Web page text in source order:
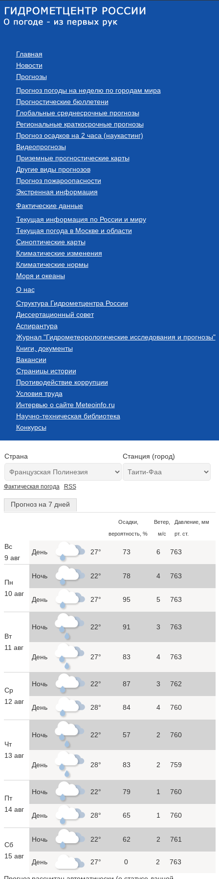
Главная
Новости
Прогнозы
Прогноз погоды на неделю по городам мира
Прогностические бюллетени
Глобальные среднесрочные прогнозы
Региональные краткосрочные прогнозы
Прогноз осадков на 2 часа (наукастинг)
Видеопрогнозы
Приземные прогностические карты
Другие виды прогнозов
Прогноз пожароопасности
Экстренная информация
Фактические данные
Текущая информация по России и миру
Текущая погода в Москве и области
Синоптические карты
Климатические изменения
Климатические нормы
Моря и океаны
О нас
Структура Гидрометцентра России
Диссертационный совет
Аспирантура
Журнал "Гидрометеорологические исследования и прогнозы"
Книги, документы
Вакансии
Страницы истории
Противодействие коррупции
Условия труда
Интервью о сайте Meteoinfo.ru
Научно-техническая библиотека
Конкурсы
Страна Станция (город)
Фактическая погода RSS
Прогноз на 7 дней
Осадки,
вероятность, %
Ветер,
м/с
Давление, мм
рт. ст.
Вс
9 авг
День 27° 73 6 763
Пн
10 авг
Ночь 22° 78 4 763
День 27° 95 5 763
Вт
11 авг
Ночь 22° 91 3 763
День 27° 83 4 763
Ср
12 авг
Ночь 22° 87 3 762
День 28° 84 4 760
Чт
13 авг
Ночь 22° 57 2 760
День 28° 83 2 759
Пт
14 авг
Ночь 22° 79 1 760
День 28° 65 1 760
Сб
15 авг
Ночь 22° 62 2 761
День 27° 0 2 763